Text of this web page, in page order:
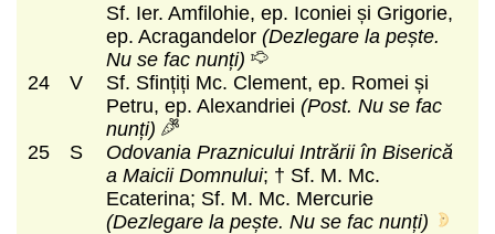
Sf. Ier. Amfilohie, ep. Iconiei și Grigorie,
ep. Acragandelor (Dezlegare la pește.
Nu se fac nunți)
24
V
Sf. Sfințiți Mc. Clement, ep. Romei și
Petru, ep. Alexandriei (Post. Nu se fac
nunți)
25
S
Odovania Praznicului Intrării în Biserică
a Maicii Domnului; † Sf. M. Mc.
Ecaterina; Sf. M. Mc. Mercurie
(Dezlegare la pește. Nu se fac nunți)